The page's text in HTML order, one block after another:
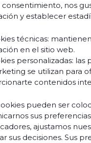
consentimiento, nos
y establecer
técnicas:
en el sitio web.
personalizadas: las
se utilizan para
contenidos
pueden ser
sus
ajustamos
sus decisiones. Sus